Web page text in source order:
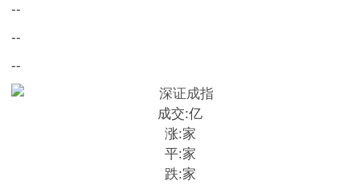
--
--
--
成交:亿
涨:家
平:家
跌:家